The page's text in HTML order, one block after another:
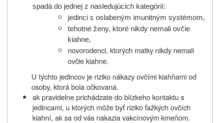
spadá do jednej z nasledujúcich kategórií:
jedinci s oslabeným imunitným systémom,
tehotné ženy, ktoré nikdy nemali ovčie
kiahne,
novorodenci, ktorých matky nikdy nemali
ovčie kiahne.
U týchto jedincov je riziko nákazy ovčími kiahňami od
osoby, ktorá bola očkovaná.
ak pravidelne prichádzate do blízkeho kontaktu s
jedincami, u ktorých môže byť riziko ťažkých ovčích
kiahní, ak sa od vás nakazia vakcínovým kmeňom.